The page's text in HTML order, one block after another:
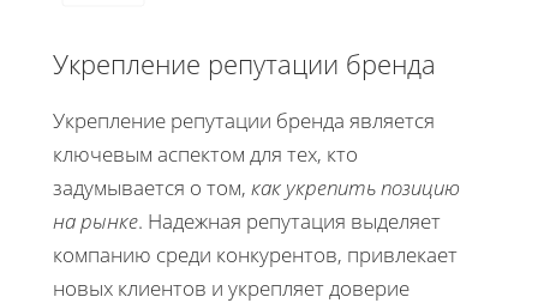
Укрепление репутации бренда
Укрепление репутации бренда является
ключевым аспектом для тех, кто
задумывается о том, как укрепить позицию
на рынке. Надежная репутация выделяет
компанию среди конкурентов, привлекает
новых клиентов и укрепляет доверие